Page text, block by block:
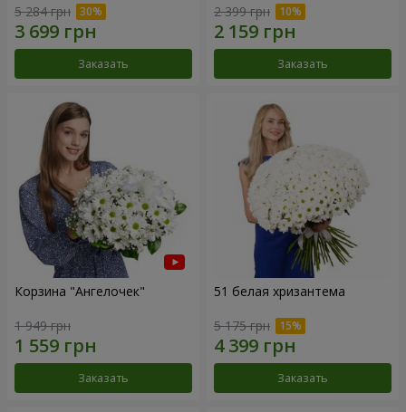
5 284 грн
Заказать
2 399 грн
Заказать
Корзина "Ангелочек"
1 949 грн
Заказать
51 белая хризантема
5 175 грн
Заказать